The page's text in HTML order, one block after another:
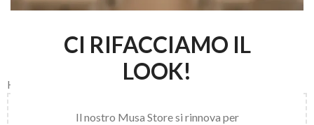
CI RIFACCIAMO IL
LOOK!
Il nostro Musa Store si rinnova per
Home
150,00€al carrello e ottieni la spedizione